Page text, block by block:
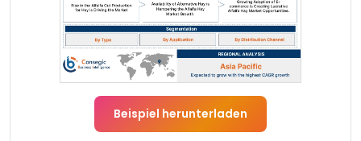
Beispiel herunterladen